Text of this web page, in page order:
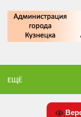
ЕЩЁ